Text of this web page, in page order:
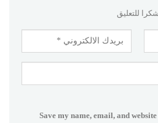
شكرا للتعليق
Save my name, email, and